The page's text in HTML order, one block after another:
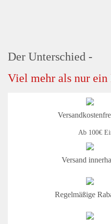
Der Unterschied -
Viel mehr als nur ein
Ab 100€
Versand
Regelmäßige